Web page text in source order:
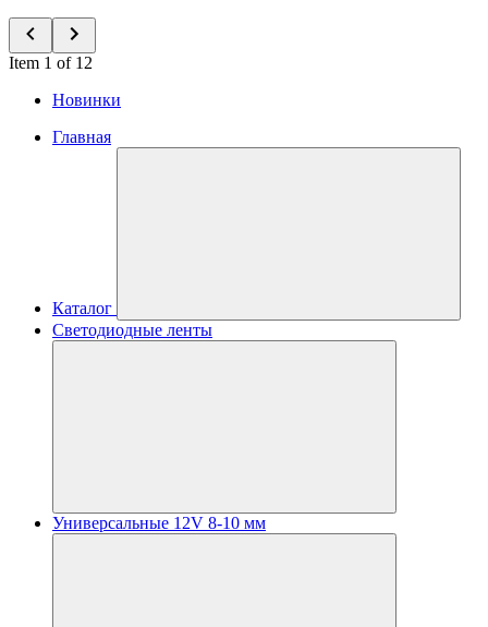
Item 1 of 12
Новинки
Главная
Каталог
Светодиодные ленты
Универсальные 12V 8-10 мм